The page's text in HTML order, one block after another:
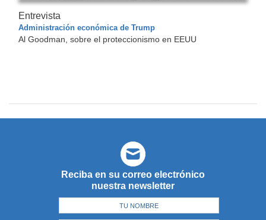
Entrevista
Administración económica de Trump
Al Goodman, sobre el proteccionismo en EEUU
Reciba en su correo electrónico
nuestra newsletter